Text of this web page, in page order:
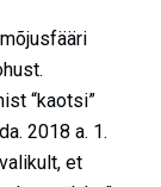
“kaotsi”
2018 a. 1.
et